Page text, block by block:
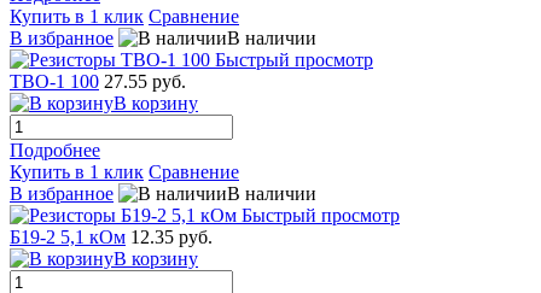
Купить в 1 клик Сравнение
В избранное
В наличии
Быстрый просмотр
ТВО-1 100 27.55 руб.
В корзину
Подробнее
Купить в 1 клик Сравнение
В избранное
В наличии
Быстрый просмотр
Б19-2 5,1 кОм 12.35 руб.
В корзину